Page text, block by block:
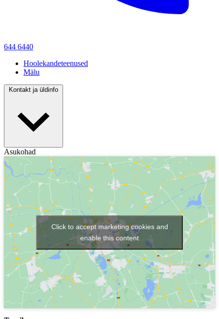
644 6440
Hoolekandeteenused
Mälu
Kontakt ja üldinfo
Asukohad
Click to accept marketing cookies and
enable this content